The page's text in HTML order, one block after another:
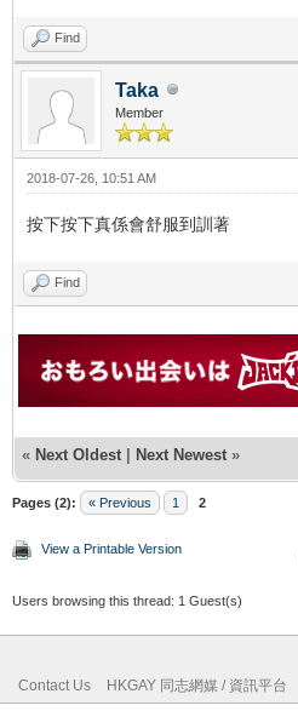
Find
Taka
Member
2018-07-26, 10:51 AM
按下按下真係會舒服到訓著
Find
« Next Oldest | Next Newest »
Pages (2): « Previous 1 2
View a Printable Version
Users browsing this thread: 1 Guest(s)
Contact Us HKGAY 同志網媒 / 資訊平台